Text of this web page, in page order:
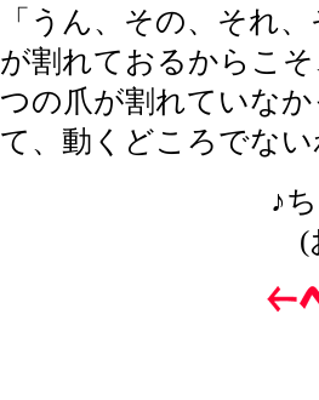
「うん、その、それ
が割れておるからこ
つの爪が割れていな
て、動くどころでな
♪
(